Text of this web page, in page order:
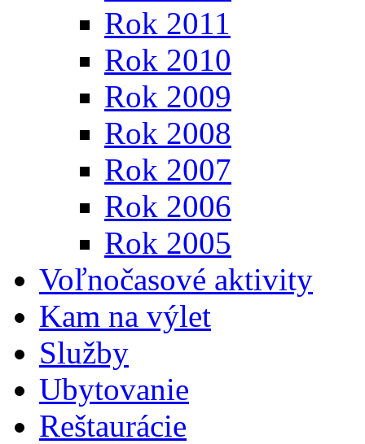
Rok 2011
Rok 2010
Rok 2009
Rok 2008
Rok 2007
Rok 2006
Rok 2005
Voľnočasové aktivity
Kam na výlet
Služby
Ubytovanie
Reštaurácie